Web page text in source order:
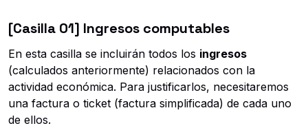
[Casilla 01] Ingresos computables
En esta casilla se incluirán todos los ingresos
(calculados anteriormente) relacionados con la
actividad económica. Para justificarlos, necesitaremos
una factura o ticket (factura simplificada) de cada uno
de ellos.